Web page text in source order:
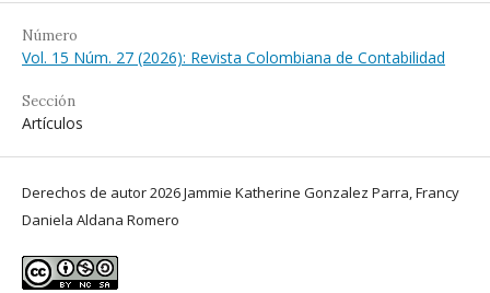
Número
Vol. 15 Núm. 27 (2026): Revista Colombiana de Contabilidad
Sección
Artículos
Derechos de autor 2026 Jammie Katherine Gonzalez Parra, Francy
Daniela Aldana Romero